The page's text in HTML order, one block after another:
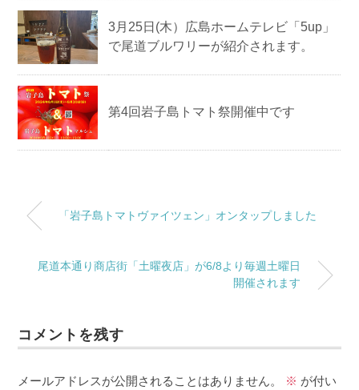
3月25日(木）広島ホームテレビ「5up」
で尾道ブルワリーが紹介されます。
第4回岩子島トマト祭開催中です
「岩子島トマトヴァイツェン」オンタップしました
尾道本通り商店街「土曜夜店」が6/8より毎週土曜日
開催されます
コメントを残す
メールアドレスが公開されることはありません。 ※ が付い